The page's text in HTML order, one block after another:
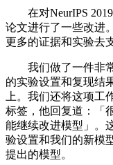
在对NeurIPS 2019
论文进行了一些改进
更多的证据和实验去
我们做了一件非常
的实验设置和复现结
上。我们还将这项
标签，他回复道：「
能继续改进模型」。
验设置和我们的新模
提出的模型。